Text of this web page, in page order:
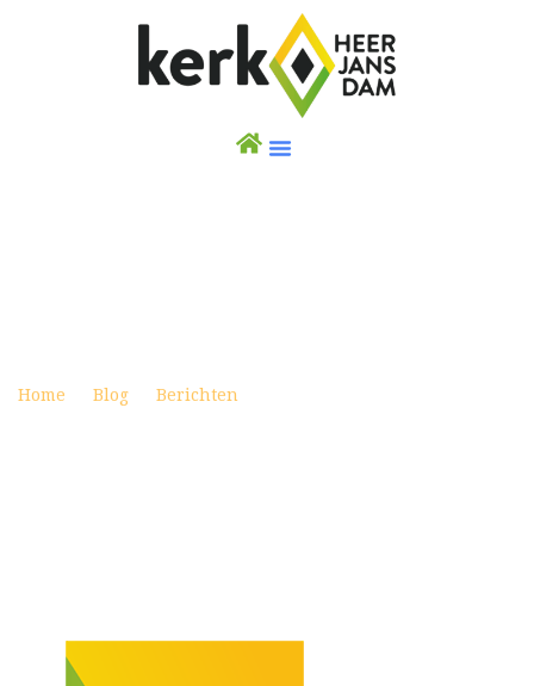
Home Blog Berichten